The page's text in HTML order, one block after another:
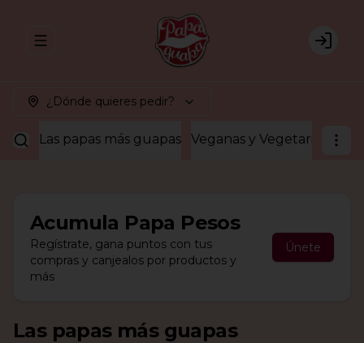
Abrir menu de navegación Login
¿Dónde quieres pedir?
Las papas más guapas Veganas y Vegetarianas
Acumula Papa Pesos
Regístrate, gana puntos con tus
compras y canjealos por productos y
más
Únete
Las papas más guapas